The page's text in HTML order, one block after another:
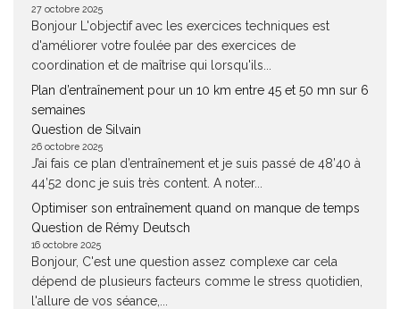
27 octobre 2025
Bonjour L'objectif avec les exercices techniques est
d'améliorer votre foulée par des exercices de
coordination et de maîtrise qui lorsqu'ils...
Plan d’entraînement pour un 10 km entre 45 et 50 mn sur 6
semaines
Question de Silvain
26 octobre 2025
J’ai fais ce plan d’entraînement et je suis passé de 48’40 à
44’52 donc je suis très content. A noter...
Optimiser son entraînement quand on manque de temps
Question de Rémy Deutsch
16 octobre 2025
Bonjour, C'est une question assez complexe car cela
dépend de plusieurs facteurs comme le stress quotidien,
l'allure de vos séance,...